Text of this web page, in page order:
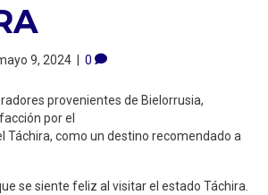
9, 2024 | 0
provenientes de Bielorrusia,
por el
Táchira, como un destino recomendado a
se siente feliz al visitar el estado Táchira.